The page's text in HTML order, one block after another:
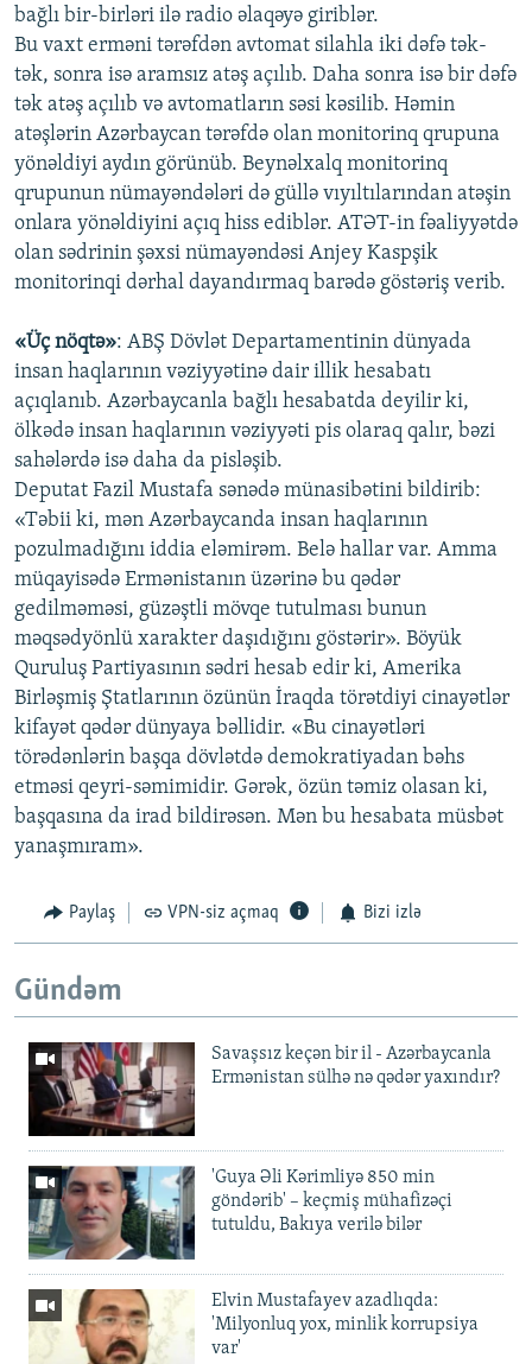
bağlı bir-birləri ilə radio əlaqəyə giriblər.
Bu vaxt erməni tərəfdən avtomat silahla iki dəfə tək-
tək, sonra isə aramsız atəş açılıb. Daha sonra isə bir dəfə
tək atəş açılıb və avtomatların səsi kəsilib. Həmin
atəşlərin Azərbaycan tərəfdə olan monitorinq qrupuna
yönəldiyi aydın görünüb. Beynəlxalq monitorinq
qrupunun nümayəndələri də güllə vıyıltılarından atəşin
onlara yönəldiyini açıq hiss ediblər. ATƏT-in fəaliyyətdə
olan sədrinin şəxsi nümayəndəsi Anjey Kaspşik
monitorinqi dərhal dayandırmaq barədə göstəriş verib.
«Üç nöqtə»: ABŞ Dövlət Departamentinin dünyada
insan haqlarının vəziyyətinə dair illik hesabatı
açıqlanıb. Azərbaycanla bağlı hesabatda deyilir ki,
ölkədə insan haqlarının vəziyyəti pis olaraq qalır, bəzi
sahələrdə isə daha da pisləşib.
Deputat Fazil Mustafa sənədə münasibətini bildirib:
«Təbii ki, mən Azərbaycanda insan haqlarının
pozulmadığını iddia eləmirəm. Belə hallar var. Amma
müqayisədə Ermənistanın üzərinə bu qədər
gedilməməsi, güzəştli mövqe tutulması bunun
məqsədyönlü xarakter daşıdığını göstərir». Böyük
Quruluş Partiyasının sədri hesab edir ki, Amerika
Birləşmiş Ştatlarının özünün İraqda törətdiyi cinayətlər
kifayət qədər dünyaya bəllidir. «Bu cinayətləri
törədənlərin başqa dövlətdə demokratiyadan bəhs
etməsi qeyri-səmimidir. Gərək, özün təmiz olasan ki,
başqasına da irad bildirəsən. Mən bu hesabata müsbət
yanaşmıram».
Paylaş VPN-siz açmaq Bizi izlə
Gündəm
Savaşsız keçən bir il - Azərbaycanla
Ermənistan sülhə nə qədər yaxındır?
'Guya Əli Kərimliyə 850 min
göndərib' – keçmiş mühafizəçi
tutuldu, Bakıya verilə bilər
Elvin Mustafayev azadlıqda:
'Milyonluq yox, minlik korrupsiya
var'